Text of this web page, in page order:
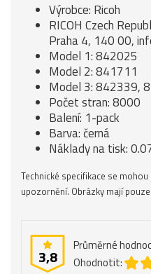
Výrobce: Ricoh
RICOH Czech
Praha 4, 140 00,
Model 1: 842025
Model 2: 841711
Model 3: 842339,
Počet stran: 8000
Balení: 1-pack
Barva: černá
Náklady na tisk:
Technické specifikace se
upozornění. Obrázky mají
3,8
Průměrné
Ohodnotit: